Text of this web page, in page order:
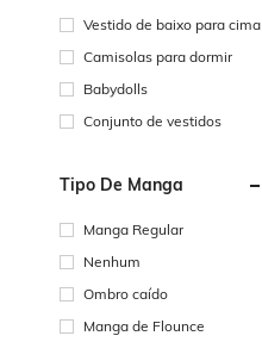
Vestido de baixo para cima
Camisolas para dormir
Babydolls
Conjunto de vestidos
Tipo De Manga
Manga Regular
Nenhum
Ombro caído
Manga de Flounce